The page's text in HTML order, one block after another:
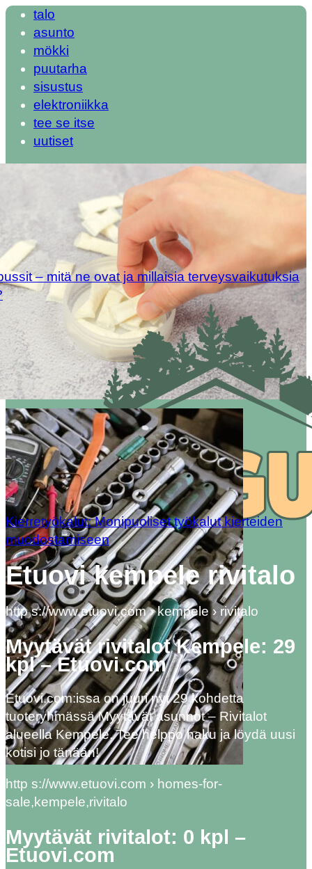
talo
asunto
mökki
puutarha
sisustus
elektroniikka
tee se itse
uutiset
– mitä ne ovat ja millaisia terveysvaikutuksia
Kierretyökalut: Monipuoliset työkalut kierteiden
muodostamiseen
Etuovi kempele rivitalo
http s://www.etuovi.com › kempele › rivitalo
Myytävät rivitalot Kempele: 29
kpl – Etuovi.com
Etuovi.com:issa on juuri nyt 29 kohdetta
tuoteryhmässä Myytävät asunnot – Rivitalot
alueella Kempele. Tee helppo haku ja löydä uusi
kotisi jo tänään!
http s://www.etuovi.com › homes-for-
sale,kempele,rivitalo
Myytävät rivitalot: 0 kpl –
Etuovi.com